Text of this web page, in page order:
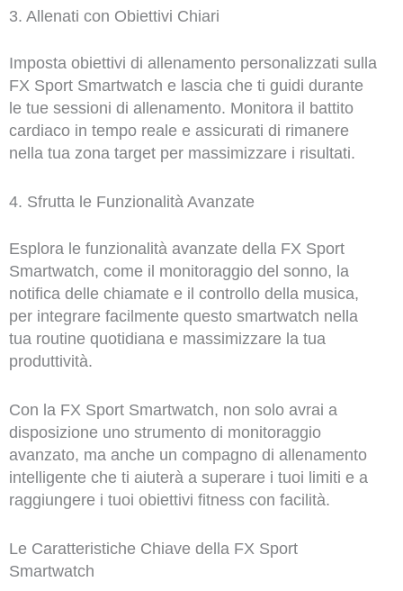
3. Allenati con Obiettivi Chiari
Imposta obiettivi di allenamento personalizzati sulla
FX Sport Smartwatch e lascia che ti guidi durante
le tue sessioni di allenamento. Monitora il battito
cardiaco in tempo reale e assicurati di rimanere
nella tua zona target per massimizzare i risultati.
4. Sfrutta le Funzionalità Avanzate
Esplora le funzionalità avanzate della FX Sport
Smartwatch, come il monitoraggio del sonno, la
notifica delle chiamate e il controllo della musica,
per integrare facilmente questo smartwatch nella
tua routine quotidiana e massimizzare la tua
produttività.
Con la FX Sport Smartwatch, non solo avrai a
disposizione uno strumento di monitoraggio
avanzato, ma anche un compagno di allenamento
intelligente che ti aiuterà a superare i tuoi limiti e a
raggiungere i tuoi obiettivi fitness con facilità.
Le Caratteristiche Chiave della FX Sport
Smartwatch